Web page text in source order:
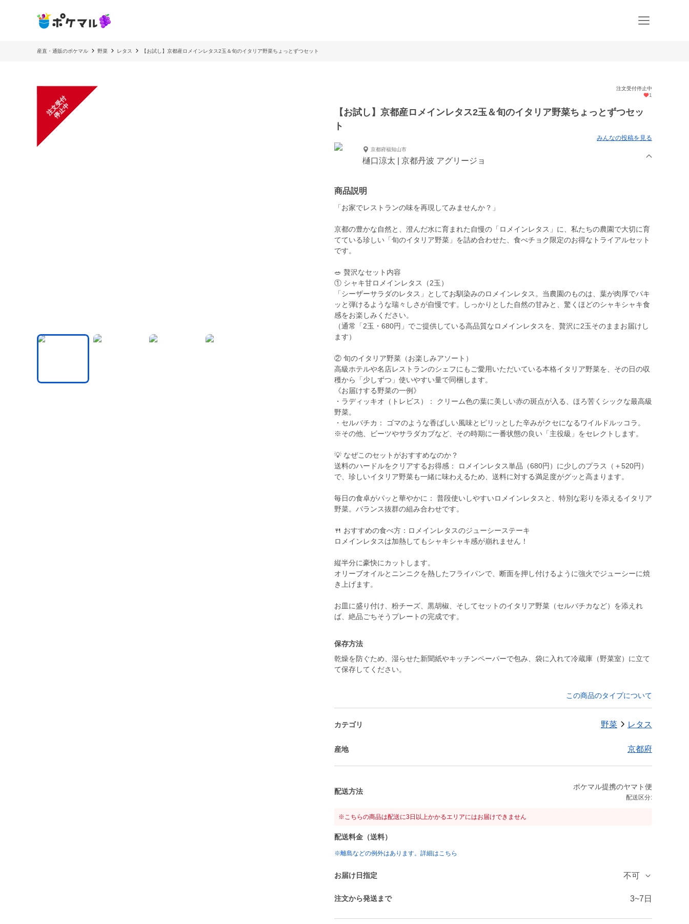
産直・通販のポケマル 野菜 レタス 【お試し】京都産ロメインレタス2玉＆旬のイタリア野菜ちょっとずつセット
注
文
受
付
停
止
中
注文受付停止中
1
【お試し】京都産ロメインレタス2玉＆旬のイタリア野菜ちょっとずつセッ
ト
みんなの投稿を見る
京都府福知山市
樋口涼太 | 京都丹波 アグリージョ
商品説明
「お家でレストランの味を再現してみませんか？」
京都の豊かな自然と、澄んだ水に育まれた自慢の「ロメインレタス」に、私たちの農園で大切に育
てている珍しい「旬のイタリア野菜」を詰め合わせた、食べチョク限定のお得なトライアルセット
です。
🥗 贅沢なセット内容
① シャキ甘ロメインレタス（2玉）
「シーザーサラダのレタス」としてお馴染みのロメインレタス。当農園のものは、葉が肉厚でパキ
ッと弾けるような瑞々しさが自慢です。しっかりとした自然の甘みと、驚くほどのシャキシャキ食
感をお楽しみください。
（通常「2玉・680円」でご提供している高品質なロメインレタスを、贅沢に2玉そのままお届けし
ます）
② 旬のイタリア野菜（お楽しみアソート）
高級ホテルや名店レストランのシェフにもご愛用いただいている本格イタリア野菜を、その日の収
穫から「少しずつ」使いやすい量で同梱します。
《お届けする野菜の一例》
・ラディッキオ（トレビス）： クリーム色の葉に美しい赤の斑点が入る、ほろ苦くシックな最高級
野菜。
・セルバチカ： ゴマのような香ばしい風味とピリッとした辛みがクセになるワイルドルッコラ。
※その他、ビーツやサラダカブなど、その時期に一番状態の良い「主役級」をセレクトします。
💡 なぜこのセットがおすすめなのか？
送料のハードルをクリアするお得感： ロメインレタス単品（680円）に少しのプラス（＋520円）
で、珍しいイタリア野菜も一緒に味わえるため、送料に対する満足度がグッと高まります。
毎日の食卓がパッと華やかに： 普段使いしやすいロメインレタスと、特別な彩りを添えるイタリア
野菜。バランス抜群の組み合わせです。
🍴 おすすめの食べ方：ロメインレタスのジューシーステーキ
ロメインレタスは加熱してもシャキシャキ感が崩れません！
縦半分に豪快にカットします。
オリーブオイルとニンニクを熱したフライパンで、断面を押し付けるように強火でジューシーに焼
き上げます。
お皿に盛り付け、粉チーズ、黒胡椒、そしてセットのイタリア野菜（セルバチカなど）を添えれ
ば、絶品ごちそうプレートの完成です。
保存方法
乾燥を防ぐため、湿らせた新聞紙やキッチンペーパーで包み、袋に入れて冷蔵庫（野菜室）に立て
て保存してください。
この商品のタイプについて
カテゴリ 野菜 レタス
産地 京都府
配送方法
ポケマル提携のヤマト便
配送区分:
※こちらの商品は配送に3日以上かかるエリアにはお届けできません
配送料金（送料）
※離島などの例外はあります。詳細はこちら
お届け日指定 不可
注文から発送まで 3~7日